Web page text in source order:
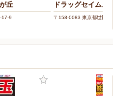
丘
17-9
ドラッグセイムス
〒158-0083 東京都世田谷